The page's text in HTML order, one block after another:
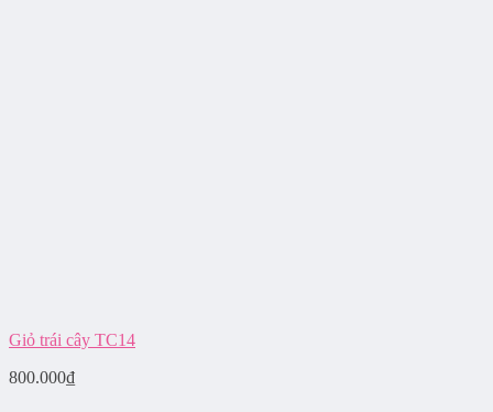
Giỏ trái cây TC14
800.000₫